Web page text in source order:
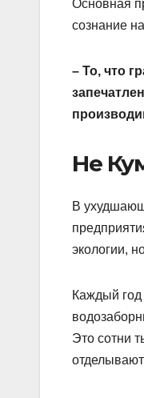
Основная
сознание
– То, что
Не
В
экологии,
Каждый
Это сотни